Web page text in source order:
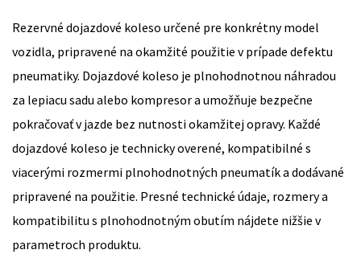
Rezervné dojazdové koleso určené pre konkrétny model
vozidla, pripravené na okamžité použitie v prípade defektu
pneumatiky. Dojazdové koleso je plnohodnotnou náhradou
za lepiacu sadu alebo kompresor a umožňuje bezpečne
pokračovať v jazde bez nutnosti okamžitej opravy. Každé
dojazdové koleso je technicky overené, kompatibilné s
viacerými rozmermi plnohodnotných pneumatík a dodávané
pripravené na použitie. Presné technické údaje, rozmery a
kompatibilitu s plnohodnotným obutím nájdete nižšie v
parametroch produktu.